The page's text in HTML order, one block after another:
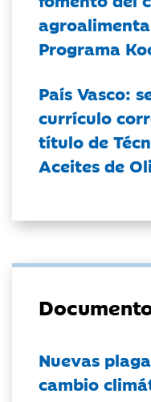
Programa
País Vasco:
currículo
título de
Aceites de
Nuevas
cambio